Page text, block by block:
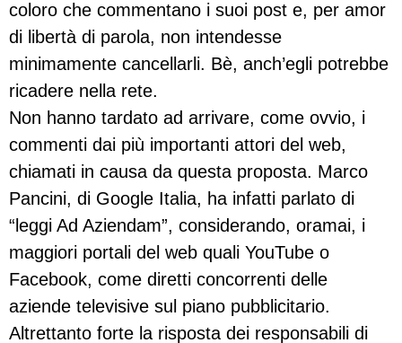
coloro che commentano i suoi post e, per amor
di libertà di parola, non intendesse
minimamente cancellarli. Bè, anch’egli potrebbe
ricadere nella rete.
Non hanno tardato ad arrivare, come ovvio, i
commenti dai più importanti attori del web,
chiamati in causa da questa proposta. Marco
Pancini, di Google Italia, ha infatti parlato di
“leggi Ad Aziendam”, considerando, oramai, i
maggiori portali del web quali YouTube o
Facebook, come diretti concorrenti delle
aziende televisive sul piano pubblicitario.
Altrettanto forte la risposta dei responsabili di